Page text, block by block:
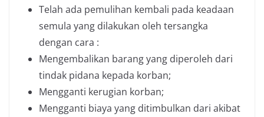
Telah ada pemulihan kembali pada keadaan
semula yang dilakukan oleh tersangka
dengan cara :
Mengembalikan barang yang diperoleh dari
tindak pidana kepada korban;
Mengganti kerugian korban;
Mengganti biaya yang ditimbulkan dari akibat